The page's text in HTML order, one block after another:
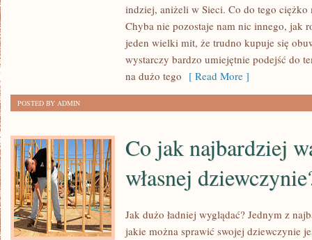
indziej, aniżeli w Sieci. Co do tego
Chyba nie pozostaje nam nic innego, jak
jeden wielki mit, że trudno kupuje się
wystarczy bardzo umiejętnie podejść do
na dużo tego [ Read More ]
POSTED BY ADMIN
Co jak najbardziej
własnej
Jak dużo ładniej wyglądać? Jednym z
jakie można sprawić swojej dziewczynie